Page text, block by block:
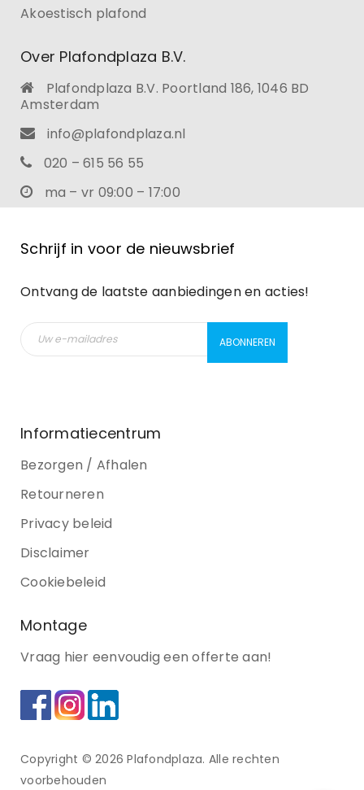
Akoestisch plafond
Over Plafondplaza B.V.
Plafondplaza B.V. Poortland 186, 1046 BD
Amsterdam
info@plafondplaza.nl
020 – 615 56 55
ma – vr 09:00 – 17:00
Schrijf in voor de nieuwsbrief
Ontvang de laatste aanbiedingen en acties!
Informatiecentrum
Bezorgen / Afhalen
Retourneren
Privacy beleid
Disclaimer
Cookiebeleid
Montage
Vraag hier eenvoudig een offerte aan!
Copyright © 2026 Plafondplaza. Alle rechten
voorbehouden